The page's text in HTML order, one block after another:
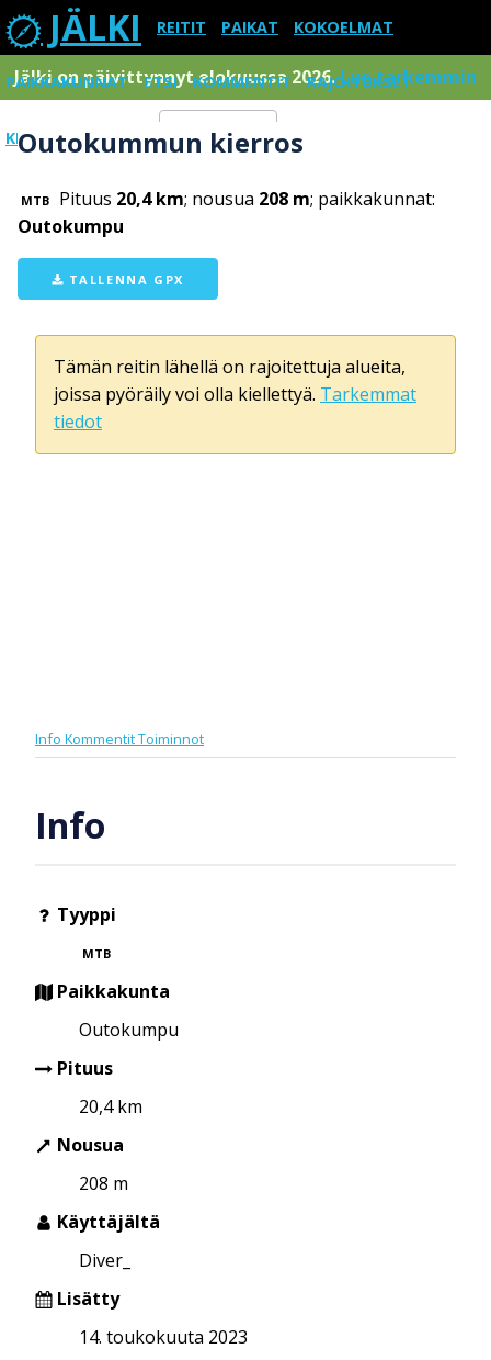
JÄLKI REITIT PAIKAT KOKOELMAT
PAIKKAKUNNAT ETSI KOMMENTIT RAJOITUKSET
KIRJAUDU SISÄÄN Menu
Jälki on päivittynnyt elokuussa 2026.Lue tarkemmin
Outokummun kierros
MTB Pituus 20,4 km; nousua 208 m; paikkakunnat:
Outokumpu
TALLENNA GPX
Tämän reitin lähellä on rajoitettuja alueita,
joissa pyöräily voi olla kiellettyä. Tarkemmat
tiedot
Info KommentitToiminnot
Info
Tyyppi
MTB
Paikkakunta
Outokumpu
Pituus
20,4 km
Nousua
208 m
Käyttäjältä
Diver_
Lisätty
14. toukokuuta 2023